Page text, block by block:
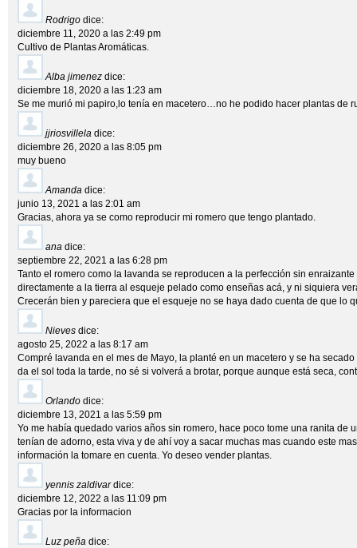
Rodrigo dice:
diciembre 11, 2020 a las 2:49 pm
Cultivo de Plantas Aromáticas.
Alba jimenez dice:
diciembre 18, 2020 a las 1:23 am
Se me murió mi papiro,lo tenía en macetero…no he podido hacer plantas de
jjriosvillela dice:
diciembre 26, 2020 a las 8:05 pm
muy bueno
Amanda dice:
junio 13, 2021 a las 2:01 am
Gracias, ahora ya se como reproducir mi romero que tengo plantado.
ana dice:
septiembre 22, 2021 a las 6:28 pm
Tanto el romero como la lavanda se reproducen a la perfección sin
directamente a la tierra al esqueje pelado como enseñas acá, y ni siquiera
Crecerán bien y pareciera que el esqueje no se haya dado cuenta de que lo
Nieves dice:
agosto 25, 2022 a las 8:17 am
Compré lavanda en el mes de Mayo, la planté en un macetero y se ha
da el sol toda la tarde, no sé si volverá a brotar, porque aunque está seca,
Orlando dice:
diciembre 13, 2021 a las 5:59 pm
Yo me había quedado varios años sin romero, hace poco tome una ranita de
tenían de adorno, esta viva y de ahí voy a sacar muchas mas cuando este
información la tomare en cuenta. Yo deseo vender plantas.
yennis zaldivar dice:
diciembre 12, 2022 a las 11:09 pm
Gracias por la informacion
Luz peña dice: